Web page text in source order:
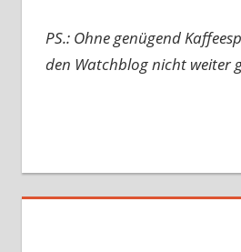
PS.: Ohne genügend
den Watchblog nicht weiter